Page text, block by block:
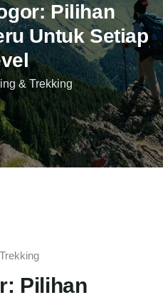
Pilihan
Untuk Setiap
& Trekking
Pilihan